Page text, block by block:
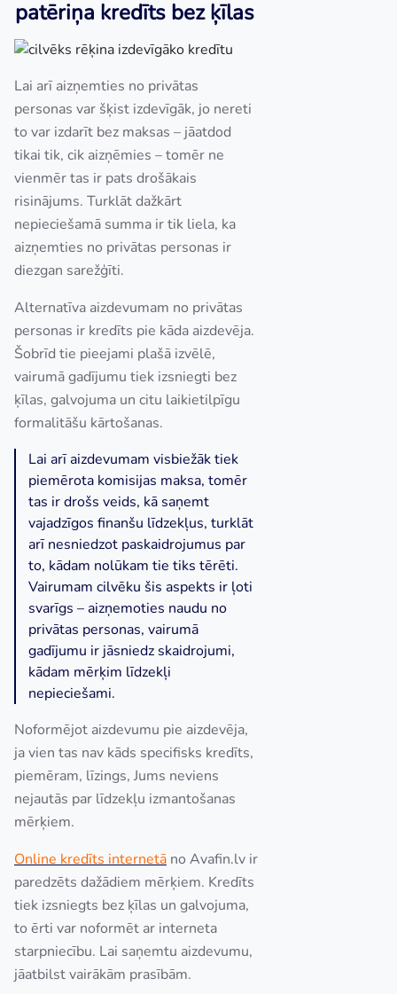
patēriņa kredīts bez ķīlas
Lai arī aizņemties no privātas
personas var šķist izdevīgāk, jo nereti
to var izdarīt bez maksas – jāatdod
tikai tik, cik aizņēmies – tomēr ne
vienmēr tas ir pats drošākais
risinājums. Turklāt dažkārt
nepieciešamā summa ir tik liela, ka
aizņemties no privātas personas ir
diezgan sarežģīti.
Alternatīva aizdevumam no privātas
personas ir kredīts pie kāda aizdevēja.
Šobrīd tie pieejami plašā izvēlē,
vairumā gadījumu tiek izsniegti bez
ķīlas, galvojuma un citu laikietilpīgu
formalitāšu kārtošanas.
Lai arī aizdevumam visbiežāk tiek
piemērota komisijas maksa, tomēr
tas ir drošs veids, kā saņemt
vajadzīgos finanšu līdzekļus, turklāt
arī nesniedzot paskaidrojumus par
to, kādam nolūkam tie tiks tērēti.
Vairumam cilvēku šis aspekts ir ļoti
svarīgs – aizņemoties naudu no
privātas personas, vairumā
gadījumu ir jāsniedz skaidrojumi,
kādam mērķim līdzekļi
nepieciešami.
Noformējot aizdevumu pie aizdevēja,
ja vien tas nav kāds specifisks kredīts,
piemēram, līzings, Jums neviens
nejautās par līdzekļu izmantošanas
mērķiem.
Online kredīts internetā no Avafin.lv ir
paredzēts dažādiem mērķiem. Kredīts
tiek izsniegts bez ķīlas un galvojuma,
to ērti var noformēt ar interneta
starpniecību. Lai saņemtu aizdevumu,
jāatbilst vairākām prasībām.